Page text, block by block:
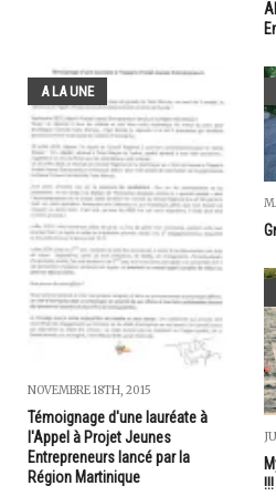
A LA UNE
NOVEMBRE 18TH, 2015
Témoignage d'une lauréate à
l'Appel à Projet Jeunes
Entrepreneurs lancé par la
Région Martinique
!!!